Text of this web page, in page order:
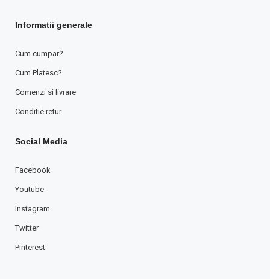
Informatii generale
Cum cumpar?
Cum Platesc?
Comenzi si livrare
Conditie retur
Social Media
Facebook
Youtube
Instagram
Twitter
Pinterest